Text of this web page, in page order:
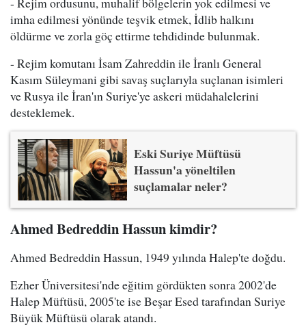
imha edilmesi yönünde teşvik etmek, İdlib halkını
öldürme ve zorla göç ettirme tehdidinde bulunmak.
- Rejim komutanı İsam Zahreddin ile İranlı General
Kasım Süleymani gibi savaş suçlarıyla suçlanan isimleri
ve Rusya ile İran'ın Suriye'ye askeri müdahalelerini
desteklemek.
Eski Suriye Müftüsü
Hassun'a yöneltilen
suçlamalar neler?
Ahmed Bedreddin Hassun kimdir?
Ahmed Bedreddin Hassun, 1949 yılında Halep'te doğdu.
Ezher Üniversitesi'nde eğitim gördükten sonra 2002'de
Halep Müftüsü, 2005'te ise Beşar Esed tarafından Suriye
Büyük Müftüsü olarak atandı.